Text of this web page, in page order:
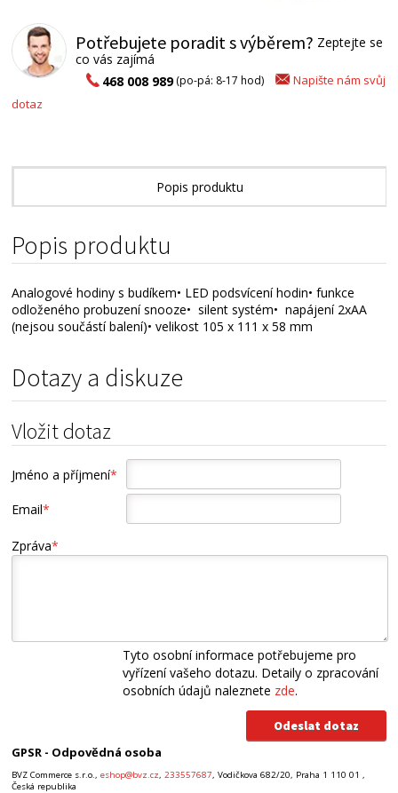
Potřebujete poradit s výběrem? Zeptejte se
co vás zajímá
468 008 989(po-pá: 8-17 hod)
Napište nám svůj
dotaz
Popis produktu
Popis produktu
Analogové hodiny s budíkem• LED podsvícení hodin• funkce
odloženého probuzení snooze• silent systém• napájení 2xAA
(nejsou součástí balení)• velikost 105 x 111 x 58 mm
Dotazy a diskuze
Vložit dotaz
Jméno a příjmení*
Email*
Zpráva*
Tyto osobní informace potřebujeme pro
vyřízení vašeho dotazu. Detaily o zpracování
osobních údajů naleznete zde.
GPSR - Odpovědná osoba
BVZ Commerce s.r.o.,eshop@bvz.cz, 233557687, Vodičkova 682/20, Praha 1 110 01 ,
Česká republika